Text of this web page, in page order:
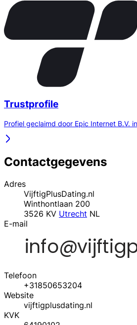
Trustprofile
Profiel geclaimd door Epic Internet B.V.
Contactgegevens
Adres
VijftigPlusDating.nl
Winthontlaan 200
3526 KV Utrecht NL
E-mail
Telefoon
+31850653204
Website
vijftigplusdating.nl
KVK